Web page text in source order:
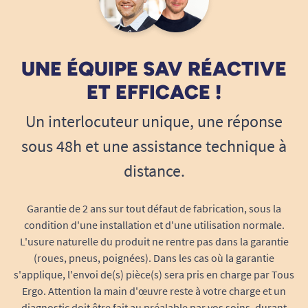
Ne pas utiliser de produits à base d'agents
blanchissants.
Ne pas repasser.
Voir toutes les talonnières.
Voir tous les produits pour m'aider à apaiser les
douleurs.
Voir tous les produits pour m'aider à soigner.
Voir tous les produits pour m'aider à éviter les
escarres.
Confort installation facile
UNE ÉQUIPE SAV RÉACTIVE
ET EFFICACE !
Un interlocuteur unique, une réponse
sous 48h et une assistance technique à
distance.
Garantie de 2 ans sur tout défaut de fabrication, sous la
condition d'une installation et d'une utilisation normale.
L'usure naturelle du produit ne rentre pas dans la garantie
(roues, pneus, poignées). Dans les cas où la garantie
s'applique, l'envoi de(s) pièce(s) sera pris en charge par Tous
Ergo. Attention la main d'œuvre reste à votre charge et un